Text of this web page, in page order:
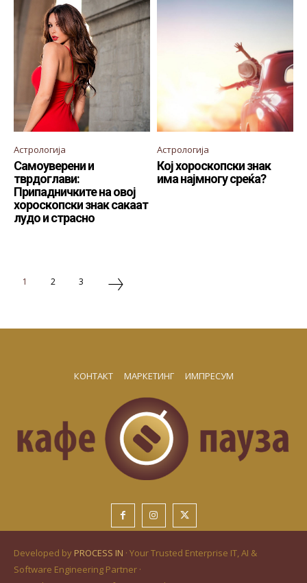
Астрологија
Самоуверени и
тврдоглави:
Припадничките на овој
хороскопски знак сакаат
лудо и страсно
Астрологија
Кој хороскопски знак
има најмногу среќа?
1 2 3
КОНТАКТ МАРКЕТИНГ ИМПРЕСУМ
Developed by PROCESS IN · Your Trusted Enterprise IT, AI &
Software Engineering Partner ·